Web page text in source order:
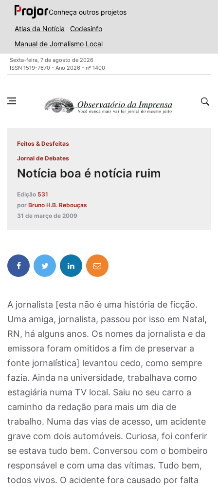
Conheça outros projetos
Atlas da Notícia
Codesinfo
Manual de Jornalismo Local
Sexta-feira, 7 de agosto de 2026
ISSN 1519-7670 - Ano 2026 - nº 1400
Feitos & Desfeitas
Jornal de Debates
Notícia boa é notícia ruim
Edição 531
por Bruno H.B. Rebouças
31 de março de 2009
A jornalista [esta não é uma história de ficção.
Uma amiga, jornalista, passou por isso em Natal,
RN, há alguns anos. Os nomes da jornalista e da
emissora foram omitidos a fim de preservar a
fonte jornalística] levantou cedo, como sempre
fazia. Ainda na universidade, trabalhava como
estagiária numa TV local. Saiu no seu carro a
caminho da redação para mais um dia de
trabalho. Numa das vias de acesso, um acidente
grave com dois automóveis. Curiosa, foi conferir
se estava tudo bem. Conversou com o bombeiro
responsável e com uma das vítimas. Tudo bem,
todos vivos. O acidente fora causado por falta